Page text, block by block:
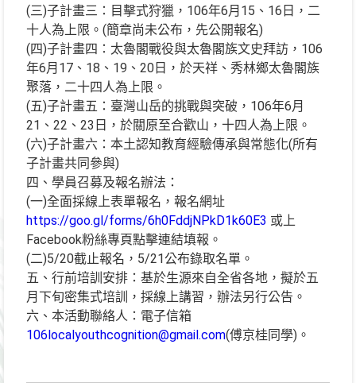
(三)子計畫三：目擊式狩獵，106年6月15、16日，二
十人為上限。(簡章尚未公布，先公開報名)
(四)子計畫四：太魯閣戰役與太魯閣族文史拜訪，106
年6月17、18、19、20日，於天祥、秀林鄉太魯閣族
聚落，二十四人為上限。
(五)子計畫五：臺灣山岳的挑戰與突破，106年6月
21、22、23日，於關原至合歡山，十四人為上限。
(六)子計畫六：本土認知教育經驗傳承與常態化(所有
子計畫共同參與)
四、學員召募及報名辦法：
(一)全面採線上表單報名，報名網址
https://goo.gl/forms/6h0FddjNPkD1k60E3 或上
Facebook粉絲專頁點擊連結填報。
(二)5/20截止報名，5/21公布錄取名單。
五、行前培訓安排：基於生源來自全省各地，擬於五
月下旬密集式培訓，採線上講習，辦法另行公告。
六、本活動聯絡人：電子信箱
106localyouthcognition@gmail.com(傅京桂同學)。